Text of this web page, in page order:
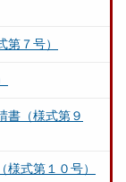
７号）
書（様式第９
式第１０号）